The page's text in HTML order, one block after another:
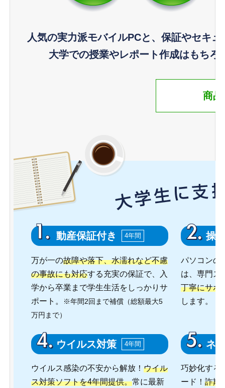
人気の実力派モバイルPCと、保証やセキ
大学での授業やレポート作成はもち
商
動産保証付き 4年間
万が一の故障や落下、水濡れなど不慮
の事故にも対応する充実の保証で、入
学から卒業まで学生生活をしっかりサ
ポート。
※年間2回まで補償（総額最大5
万円まで）
操
パソコンの
は、専門ス
丁寧にサポ
します。
ウイルス対策 4年間
ウイルス感染の不安から解放！ ウイル
ス対策ソフトを4年間提供。常に最新
ネ
巧妙化する
ード！詐欺